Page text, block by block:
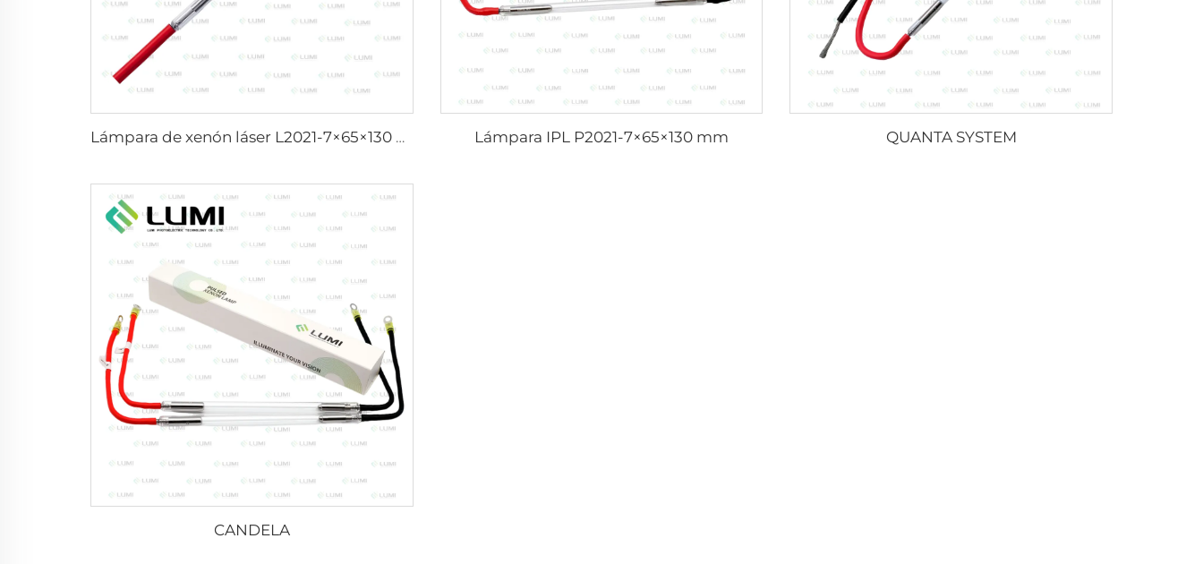
Lámpara de xenón láser L2021-7×65×130 mm Lámpara IPL P2021-7×65×130 mm QUANTA SYSTEM
CANDELA